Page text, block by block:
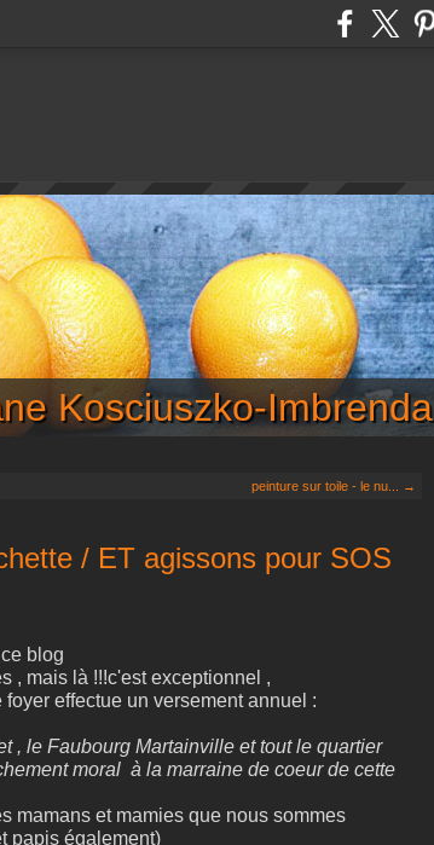
Kosciuszko-Imbrenda
peinture sur toile - le nu... →
/ ET agissons pour SOS
blog
, mais là !!!c'est exceptionnel ,
effectue un versement annuel :
, le Faubourg Martainville et tout le quartier
moral à la marraine de coeur de cette
mamans et mamies que nous sommes
papis également)